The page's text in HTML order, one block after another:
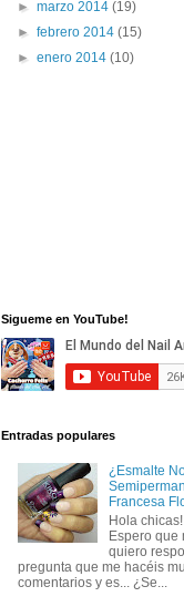
►marzo 2014(19)
►febrero 2014(15)
►enero 2014(10)
Sigueme en YouTube!
Entradas populares
¿Esmalte
Francesa
Hola
Espero que
quiero
pregunta que me hacéis
comentarios y es... ¿Se...